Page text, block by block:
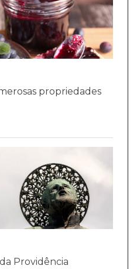
propriedades
Providência